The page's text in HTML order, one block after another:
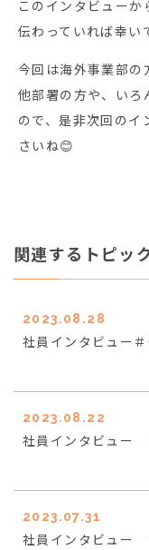
このインタビュー
伝わっていれば幸い
今回は海外事業部の
他部署の方や、いろ
ので、是非次回のイ
さいね😊
関連するトピッ
2023.08.28
社員インタビュー
2023.08.22
社員インタビュ
2023.07.31
社員インタビュ